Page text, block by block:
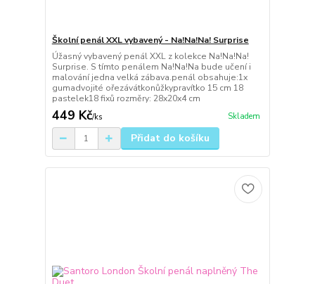
Školní penál XXL vybavený - Na!Na!Na! Surprise
Úžasný vybavený penál XXL z kolekce Na!Na!Na!
Surprise. S tímto penálem Na!Na!Na bude učení i
malování jedna velká zábava.penál obsahuje:1x
gumadvojité ořezávátkonůžkypravítko 15 cm 18
pastelek18 fixů rozměry: 28x20x4 cm
449 Kč/ks Skladem
Přidat do košíku